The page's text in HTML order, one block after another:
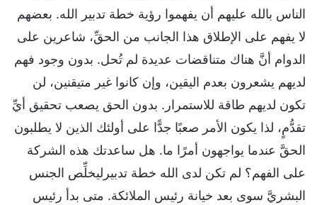
الناس بالله عليهم أن يفهموا رؤية خطة تدبير الله. بعضهم
لا يفهم على الإطلاق هذا الجانب من الحقِّ، شاعرين على
الدوام أنَّ هناك متناقضات عديدة لم تُحل. بدون وجود فهم
لديهم يشعرون بعدم اليقين، وإن كانوا غير متيقنين، لن
تكون لديهم طاقة للاستمرار. بدون الحق يصعب تحقيق أيِّ
تقدُّمٍ، لذا يكون الأمر صعبًا جدًّا على أولئك الذين لا يطلبون
الحقَّ عندما يواجهون أمرًا ما. هل ساعدتك هذه الشركة
على الفهم؟ لم تكن لدى الله خطة تدبيرليخلِّص الجنس
البشريَّ سوى بعد خيانة رئيس الملائكة. متى بدأ رئيس